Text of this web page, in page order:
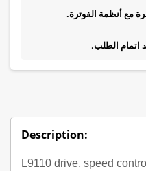
مع أنظمة الفوترة.
Description:
L9110 drive, speed